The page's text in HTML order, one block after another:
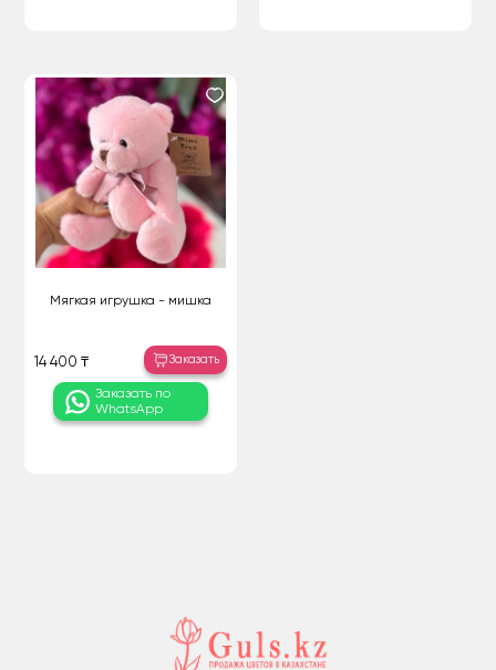
Мягкая игрушка - мишка
14 400 ₸ Заказать
Заказать по
WhatsApp